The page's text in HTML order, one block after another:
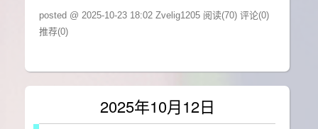
posted @ 2025-10-23 18:02 Zvelig1205 阅读(70) 评论(0)
推荐(0)
2025年10月12日